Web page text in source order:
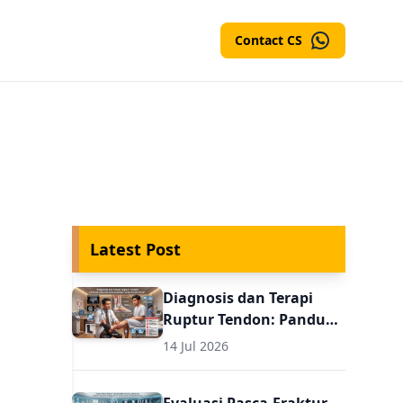
Contact CS
Latest Post
Diagnosis dan Terapi
Ruptur Tendon: Panduan
Evaluasi Pasca
14 Jul 2026